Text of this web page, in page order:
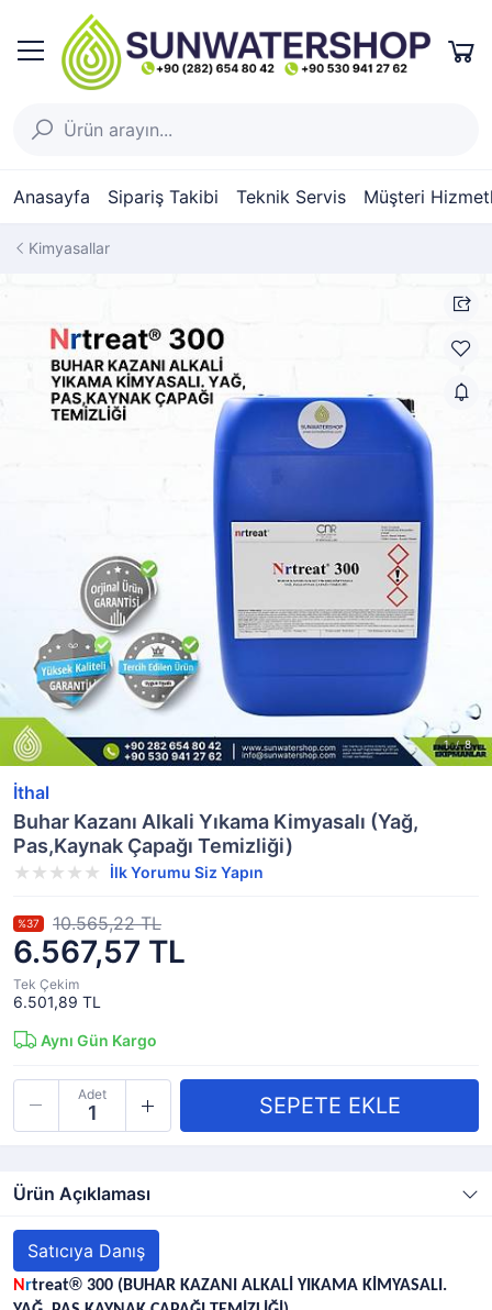
Anasayfa Sipariş Takibi Teknik Servis Müşteri
Kimyasallar
İthal
Buhar Kazanı Alkali Yıkama Kimyasalı (Yağ,
Pas,Kaynak Çapağı Temizliği)
İlk Yorumu Siz Yapın
6.567,57 TL
%37 10.565,22 TL
Tek Çekim
6.501,89 TL
Aynı Gün Kargo
Adet
Ürün Açıklaması
Satıcıya Danış
Nrtreat® 300 (BUHAR KAZANI ALKALİ YIKAMA KİMYASALI.